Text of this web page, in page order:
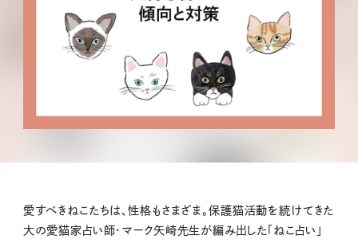
愛すべきねこたちは、性格もさまざま。保護猫活動を続けてきた
大の愛猫家占い師・マーク矢崎先生が編み出した「ねこ占い」